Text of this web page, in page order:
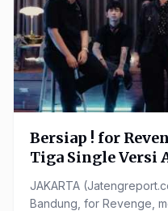
Bersiap ! for
Tiga Single Versi
JAKARTA
Bandung, for Revenge,